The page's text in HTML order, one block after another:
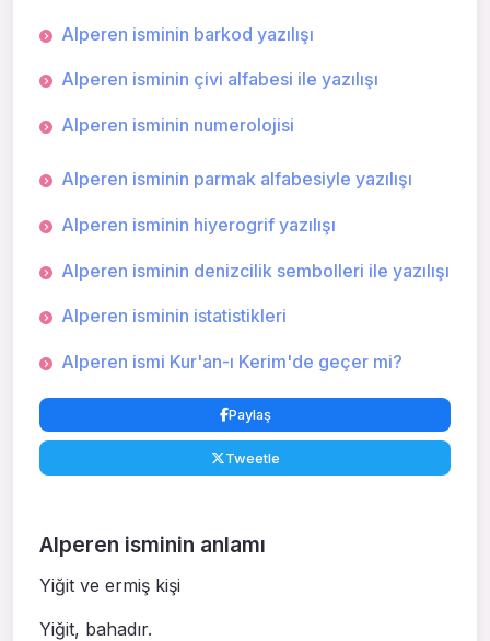
Alperen isminin barkod yazılışı
Alperen isminin çivi alfabesi ile yazılışı
Alperen isminin numerolojisi
Alperen isminin parmak alfabesiyle yazılışı
Alperen isminin hiyerogrif yazılışı
Alperen isminin denizcilik sembolleri ile yazılışı
Alperen isminin istatistikleri
Alperen ismi Kur'an-ı Kerim'de geçer mi?
Paylaş
Tweetle
Alperen isminin anlamı
Yiğit ve ermiş kişi
Yiğit, baha­dır.